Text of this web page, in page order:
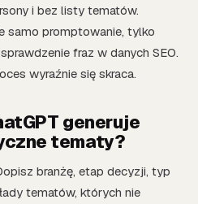
i bez listy tematów.
samo promptowanie, tylko
fraz w danych SEO.
wyraźnie się skraca.
generuje
tematy?
branżę, etap decyzji, typ
tematów, których nie